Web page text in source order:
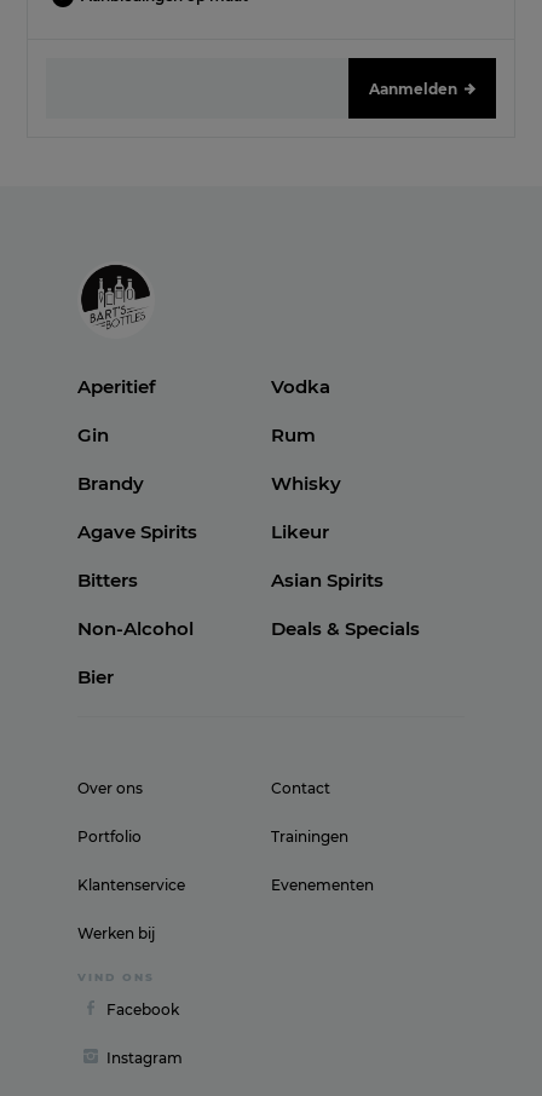
Aanmelden
Aperitief Vodka
Gin Rum
Brandy Whisky
Agave Spirits Likeur
Bitters Asian Spirits
Non-Alcohol Deals & Specials
Bier
Over ons
Portfolio
Klantenservice
Werken bij
Contact
Trainingen
Evenementen
VIND ONS
Facebook
Instagram